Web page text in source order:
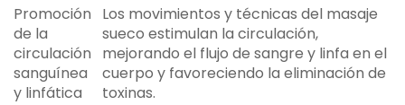
Promoción
de la
circulación
sanguínea
y linfática
Los movimientos y técnicas del masaje
sueco estimulan la circulación,
mejorando el flujo de sangre y linfa en el
cuerpo y favoreciendo la eliminación de
toxinas.